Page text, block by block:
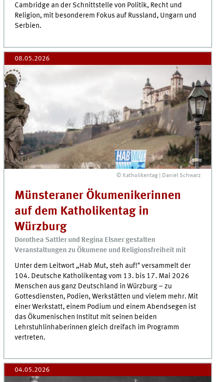
Cambridge an der Schnittstelle von Politik, Recht und
Religion, mit besonderem Fokus auf Russland, Ungarn und
Serbien.
08.05.2026
© Katholikentag | Daniel Schwarz
Münsteraner Ökumenikerinnen
auf dem Katholikentag in
Würzburg
Dorothea Sattler und Regina Elsner gestalten
Veranstaltungen zu Ökumene und Religionsfreiheit mit
Unter dem Leitwort „Hab Mut, steh auf!" versammelt der
104. Deutsche Katholikentag vom 13. bis 17. Mai 2026
Menschen aus ganz Deutschland in Würzburg – zu
Gottesdiensten, Podien, Werkstätten und vielem mehr. Mit
einer Werkstatt, einem Podium und einem Abendsegen ist
das Ökumenischen Institut mit seinen beiden
Lehrstuhlinhaberinnen gleich dreifach im Programm
vertreten.
04.05.2026